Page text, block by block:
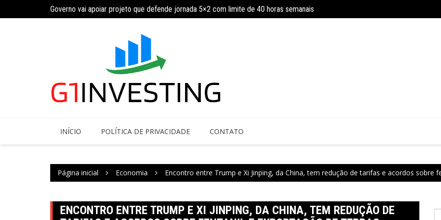
Governo vai apoiar projeto que defende jornada 5×2 com limite de 40 horas semanais
INSS amplia temporariamente prazo de auxílio-doença sem perícia; entenda mudanças
Concurso do IBGE tem 9 mil vagas
INÍCIO POLÍTICA DE PRIVACIDADE CONTATO
Página inicial Economia Encontro entre Trump e Xi Jinping, da China, tem redução de tarifas e acordos sobre
ENCONTRO ENTRE TRUMP E XI JINPING, DA CHINA, TEM REDUÇÃO DE